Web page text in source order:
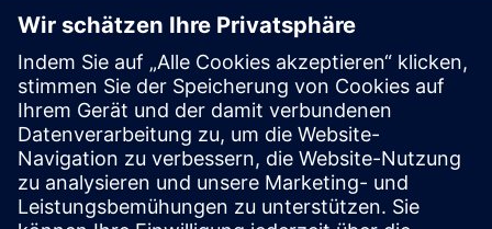
verwandte Produkte
erkunden
Weitere Informationen und
Ressourcen